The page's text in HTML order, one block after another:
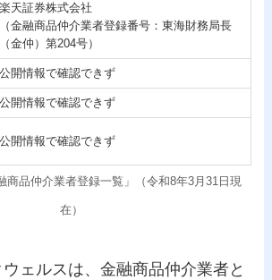
楽天証券株式会社
（金融商品仲介業者登録番号：東海財務局長
（金仲）第204号）
公開情報で確認できず
公開情報で確認できず
公開情報で確認できず
商品仲介業者登録一覧」（令和8年3月31日現
在）
ェルスは、金融商品仲介業者と